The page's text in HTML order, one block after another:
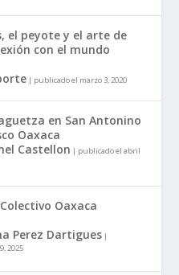
el peyote y el arte de
con el mundo
| publicado el marzo 3, 2020
en San Antonino
Oaxaca
Castellon | publicado el abril
Oaxaca
Perez Dartigues |
2025